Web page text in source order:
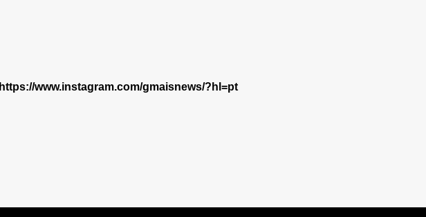
https://www.instagram.com/gmaisnews/?hl=pt